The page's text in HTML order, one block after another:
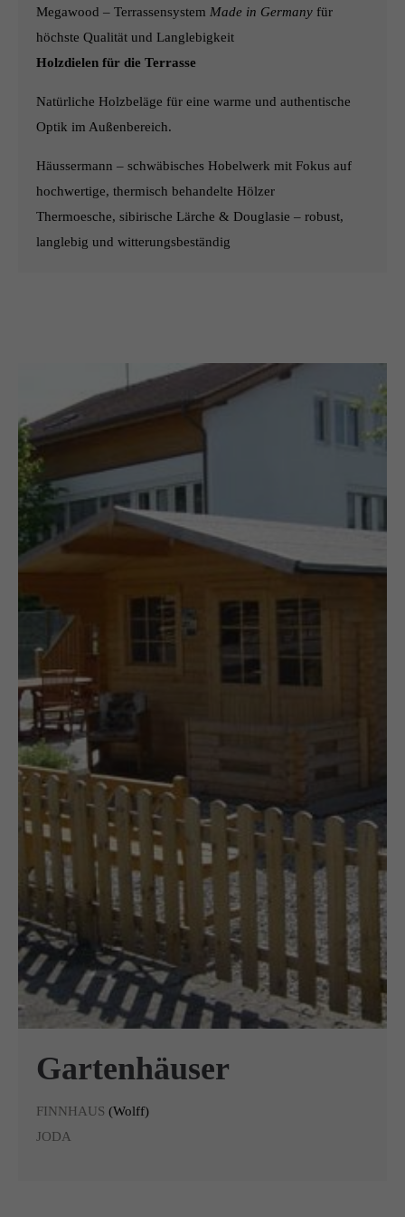
info@yourdomain.com
About us
Aenean commodo ligula eget dolor. Aenean massa. Cum
nascetur ridiculus mus. Donec quam felis, ultricies nec.
Megawood – Terrassensystem Made in Germany für
höchste Qualität und Langlebigkeit
Holzdielen für die Terrasse
Natürliche Holzbeläge für eine warme und authentische
Optik im Außenbereich.
Häussermann – schwäbisches Hobelwerk mit Fokus auf
hochwertige, thermisch behandelte Hölzer
Thermoesche, sibirische Lärche & Douglasie – robust,
langlebig und witterungsbeständig
Gartenhäuser
FINNHAUS(Wolff)
JODA